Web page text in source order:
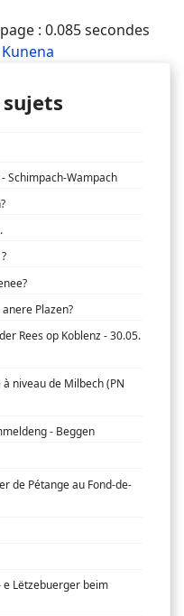
: 0.085 secondes
Kunena
Schimpach-Wampach
Plazen?
Rees op Koblenz - 30.05.
niveau de Milbech (PN
- Beggen
de Pétange au Fond-de-
e Lëtzebuerger beim